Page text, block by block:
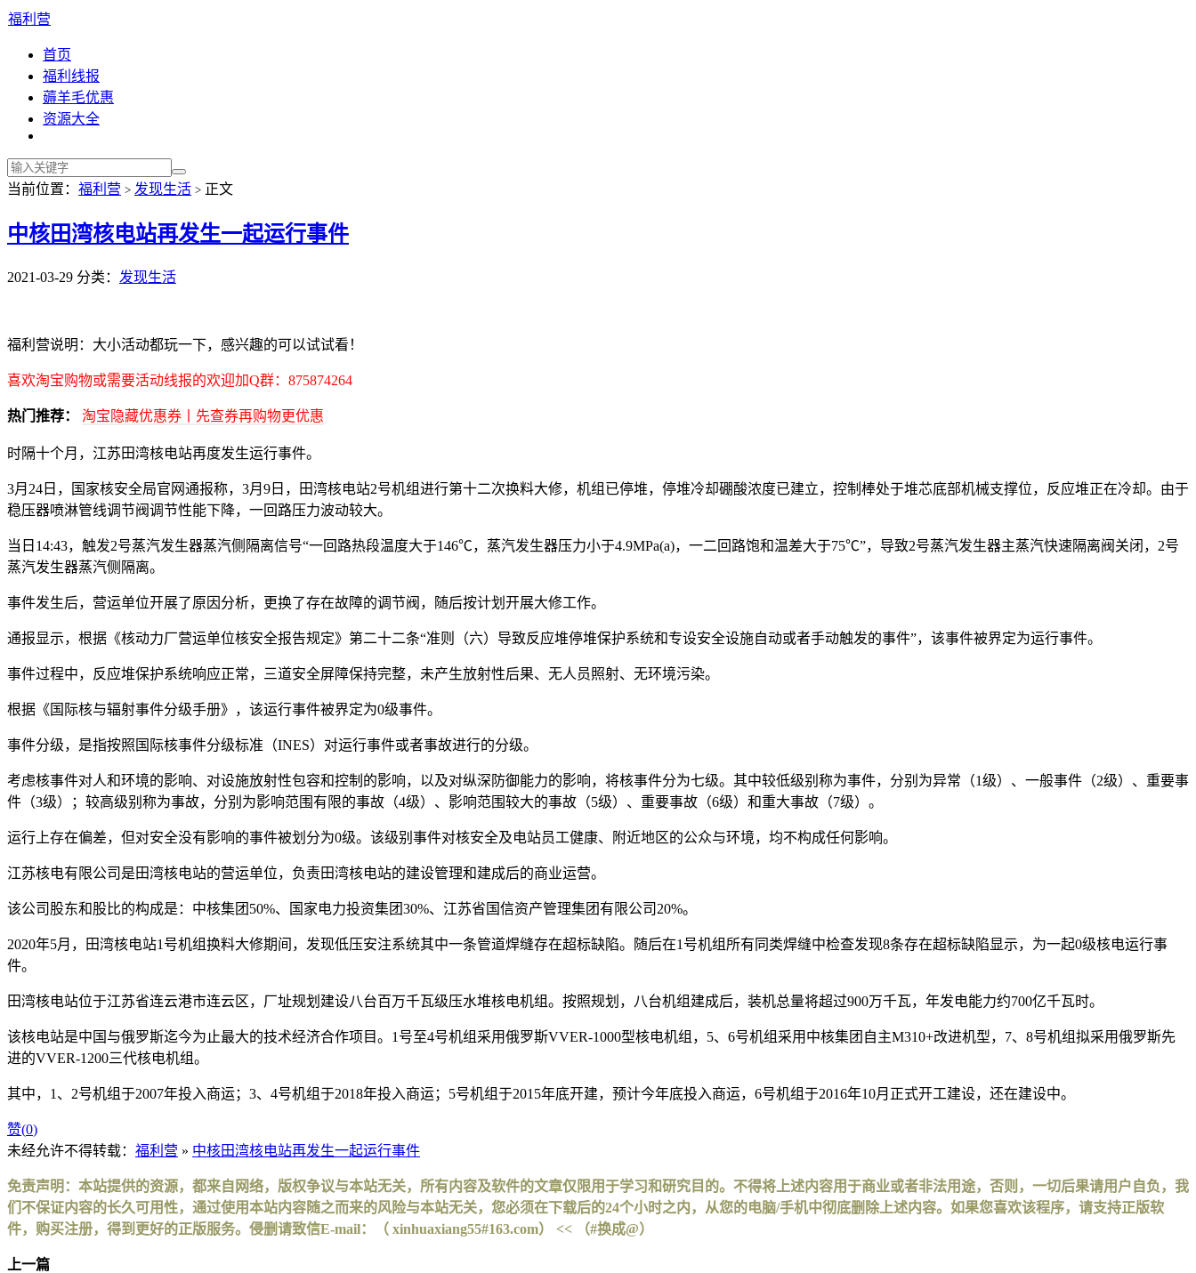
福利营
首页
福利线报
薅羊毛优惠
资源大全
当前位置： 福利营 > 发现生活 > 正文
中核田湾核电站再发生一起运行事件
2021-03-29 分类： 发现生活
福利营说明：大小活动都玩一下，感兴趣的可以试试看！
喜欢淘宝购物或需要活动线报的欢迎加Q群：875874264
热门推荐： 淘宝隐藏优惠券丨先查券再购物更优惠
时隔十个月，江苏田湾核电站再度发生运行事件。
3月24日，国家核安全局官网通报称，3月9日，田湾核电站2号机组进行第十二次换料大修，机组已停堆，停堆冷却硼酸浓度已建立，控制棒处于堆芯底部机械支撑位，反应堆正在冷却。由于
稳压器喷淋管线调节阀调节性能下降，一回路压力波动较大。
当日14:43，触发2号蒸汽发生器蒸汽侧隔离信号“一回路热段温度大于146℃，蒸汽发生器压力小于4.9MPa(a)，一二回路饱和温差大于75℃”，导致2号蒸汽发生器主蒸汽快速隔离阀关闭，2号
蒸汽发生器蒸汽侧隔离。
事件发生后，营运单位开展了原因分析，更换了存在故障的调节阀，随后按计划开展大修工作。
通报显示，根据《核动力厂营运单位核安全报告规定》第二十二条“准则（六）导致反应堆停堆保护系统和专设安全设施自动或者手动触发的事件”，该事件被界定为运行事件。
事件过程中，反应堆保护系统响应正常，三道安全屏障保持完整，未产生放射性后果、无人员照射、无环境污染。
根据《国际核与辐射事件分级手册》，该运行事件被界定为0级事件。
事件分级，是指按照国际核事件分级标准（INES）对运行事件或者事故进行的分级。
考虑核事件对人和环境的影响、对设施放射性包容和控制的影响，以及对纵深防御能力的影响，将核事件分为七级。其中较低级别称为事件，分别为异常（1级）、一般事件（2级）、重要事
件（3级）；较高级别称为事故，分别为影响范围有限的事故（4级）、影响范围较大的事故（5级）、重要事故（6级）和重大事故（7级）。
运行上存在偏差，但对安全没有影响的事件被划分为0级。该级别事件对核安全及电站员工健康、附近地区的公众与环境，均不构成任何影响。
江苏核电有限公司是田湾核电站的营运单位，负责田湾核电站的建设管理和建成后的商业运营。
该公司股东和股比的构成是：中核集团50%、国家电力投资集团30%、江苏省国信资产管理集团有限公司20%。
2020年5月，田湾核电站1号机组换料大修期间，发现低压安注系统其中一条管道焊缝存在超标缺陷。随后在1号机组所有同类焊缝中检查发现8条存在超标缺陷显示，为一起0级核电运行事
件。
田湾核电站位于江苏省连云港市连云区，厂址规划建设八台百万千瓦级压水堆核电机组。按照规划，八台机组建成后，装机总量将超过900万千瓦，年发电能力约700亿千瓦时。
该核电站是中国与俄罗斯迄今为止最大的技术经济合作项目。1号至4号机组采用俄罗斯VVER-1000型核电机组，5、6号机组采用中核集团自主M310+改进机型，7、8号机组拟采用俄罗斯先
进的VVER-1200三代核电机组。
其中，1、2号机组于2007年投入商运；3、4号机组于2018年投入商运；5号机组于2015年底开建，预计今年底投入商运，6号机组于2016年10月正式开工建设，还在建设中。
赞(0)
未经允许不得转载： 福利营 » 中核田湾核电站再发生一起运行事件
免责声明：本站提供的资源，都来自网络，版权争议与本站无关，所有内容及软件的文章仅限用于学习和研究目的。不得将上述内容用于商业或者非法用途，否则，一切后果请用户自负，我
们不保证内容的长久可用性，通过使用本站内容随之而来的风险与本站无关，您必须在下载后的24个小时之内，从您的电脑/手机中彻底删除上述内容。如果您喜欢该程序，请支持正版软
件，购买注册，得到更好的正版服务。侵删请致信E-mail：（ xinhuaxiang55#163.com） << （#换成@）
上一篇